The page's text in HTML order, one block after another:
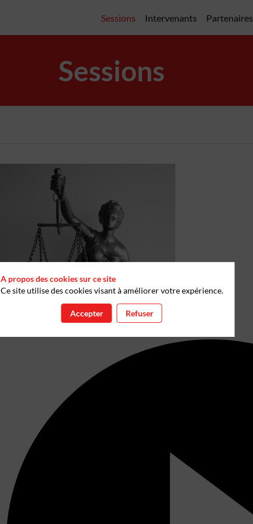
Sessions Intervenants Partenaires
Sessions
A propos des cookies sur ce site
Ce site utilise des cookies visant à améliorer votre expérience.
Accepter Refuser